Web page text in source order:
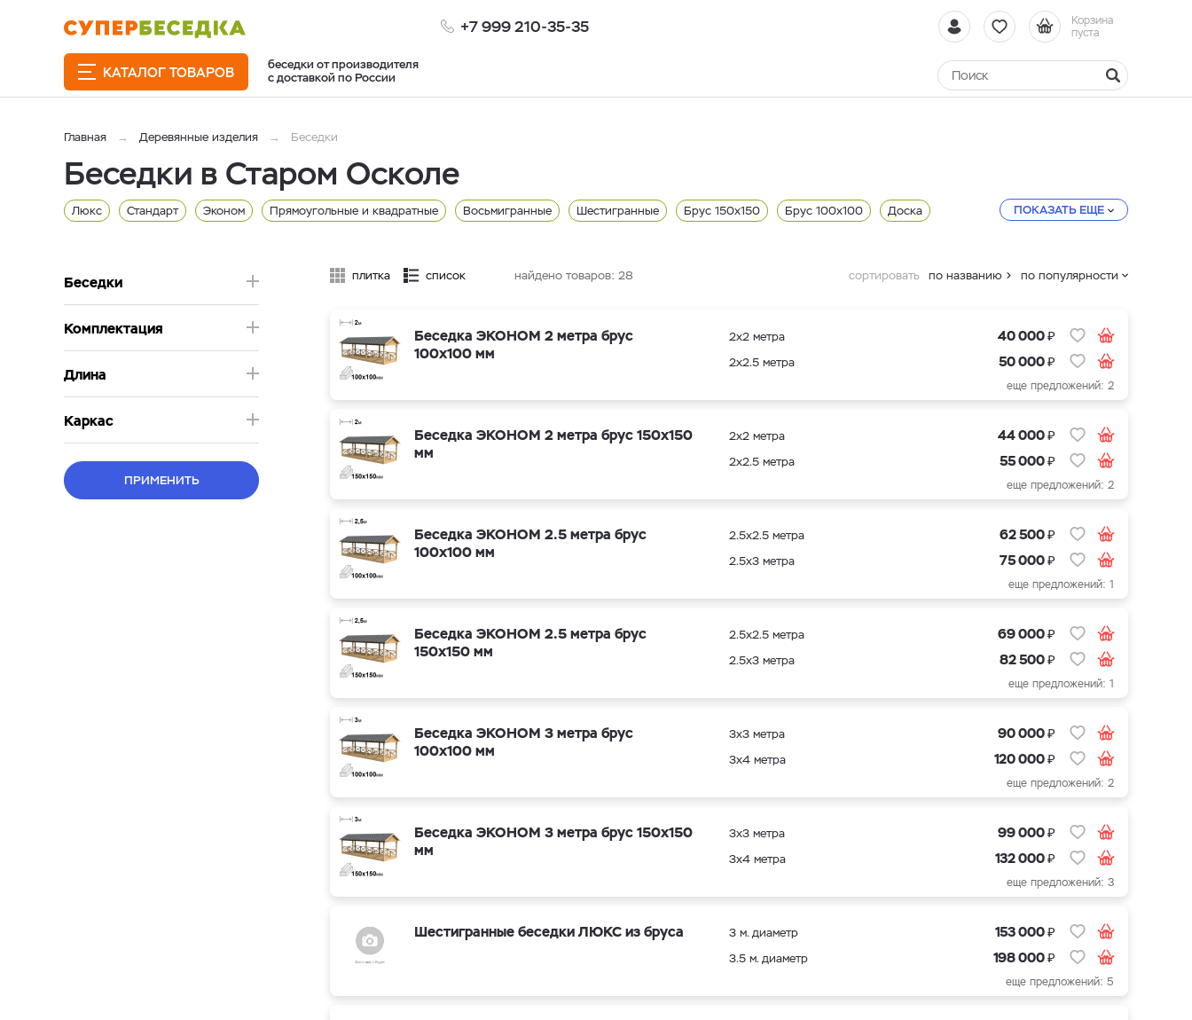
беседки от производителя
с доставкой по России
+7 999 210-35-35
Корзина
пуста
КАТАЛОГ ТОВАРОВ
Главная Деревянные изделия Беседки
Беседки в Старом Осколе
Люкс Стандарт Эконом Прямоугольные и квадратные Восьмигранные Шестигранные Брус 150x150 Брус 100x100
Доска
ПОКАЗАТЬ ЕЩЕ
Беседки
Комплектация
Длина
Каркас
ПРИМЕНИТЬ
плитка список найдено товаров: 28 сортировать по названию по популярности
Беседка ЭКОНОМ 2 метра брус
100х100 мм
2х2 метра 40 000₽
2х2.5 метра 50 000₽
еще предложений: 2
Беседка ЭКОНОМ 2 метра брус 150х150
мм
2х2 метра 44 000₽
2х2.5 метра 55 000₽
еще предложений: 2
Беседка ЭКОНОМ 2.5 метра брус
100х100 мм
2.5х2.5 метра 62 500₽
2.5х3 метра 75 000₽
еще предложений: 1
Беседка ЭКОНОМ 2.5 метра брус
150х150 мм
2.5х2.5 метра 69 000₽
2.5х3 метра 82 500₽
еще предложений: 1
Беседка ЭКОНОМ 3 метра брус
100х100 мм
3х3 метра 90 000₽
3х4 метра 120 000₽
еще предложений: 2
Беседка ЭКОНОМ 3 метра брус 150х150
мм
3х3 метра 99 000₽
3х4 метра 132 000₽
еще предложений: 3
Шестигранные беседки ЛЮКС из бруса 3 м. диаметр 153 000₽
3.5 м. диаметр 198 000₽
еще предложений: 5